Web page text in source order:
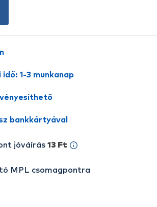
1-3 munkanap
bankkártyával
jóváírás 13 Ft
MPL csomagpontra